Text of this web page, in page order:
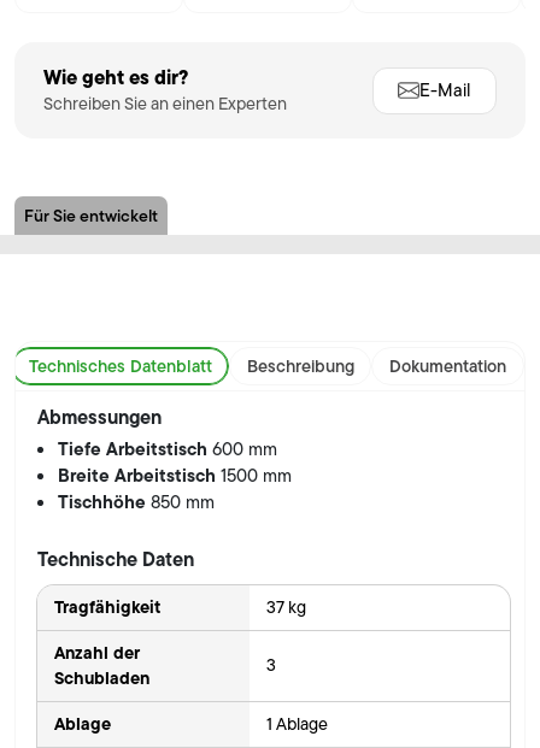
Wie geht es dir?
Schreiben Sie an einen Experten
E-Mail
Für Sie entwickelt
Technisches Datenblatt Beschreibung Dokumentation
Abmessungen
Tiefe Arbeitstisch600 mm
Breite Arbeitstisch1500 mm
Tischhöhe850 mm
Technische Daten
Tragfähigkeit 37 kg
Anzahl der
Schubladen
3
Ablage 1 Ablage